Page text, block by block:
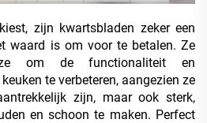
zijn kwartsbladen zeker een
waard is om voor te betalen. Ze
om de functionaliteit en
te verbeteren, aangezien ze
zijn, maar ook sterk,
en schoon te maken. Perfect